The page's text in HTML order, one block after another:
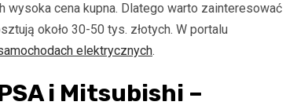
cena kupna. Dlatego warto zainteresować
około 30-50 tys. złotych. W portalu
elektrycznych.
i Mitsubishi –